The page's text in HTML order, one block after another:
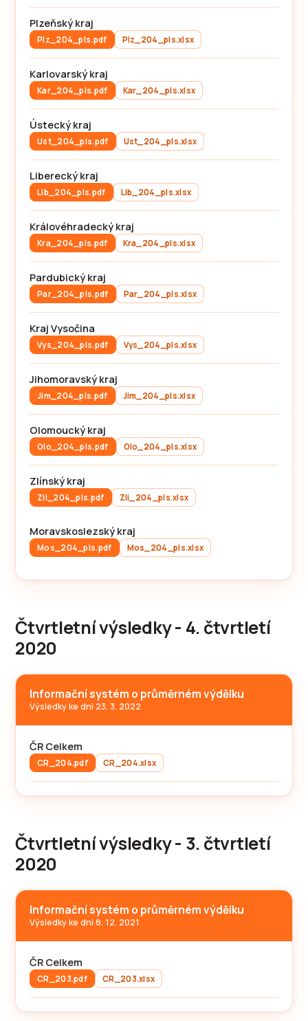
Plzeňský kraj
Plz_204_pls.pdf Plz_204_pls.xlsx
Karlovarský kraj
Kar_204_pls.pdf Kar_204_pls.xlsx
Ústecký kraj
Ust_204_pls.pdf Ust_204_pls.xlsx
Liberecký kraj
Lib_204_pls.pdf Lib_204_pls.xlsx
Královéhradecký kraj
Kra_204_pls.pdf Kra_204_pls.xlsx
Pardubický kraj
Par_204_pls.pdf Par_204_pls.xlsx
Kraj Vysočina
Vys_204_pls.pdf Vys_204_pls.xlsx
Jihomoravský kraj
Jim_204_pls.pdf Jim_204_pls.xlsx
Olomoucký kraj
Olo_204_pls.pdf Olo_204_pls.xlsx
Zlínský kraj
Zli_204_pls.pdf Zli_204_pls.xlsx
Moravskoslezský kraj
Mos_204_pls.pdf Mos_204_pls.xlsx
Čtvrtletní výsledky - 4. čtvrtletí
2020
Informační systém o průměrném výdělku
Výsledky ke dni 23. 3. 2022
ČR Celkem
CR_204.pdf CR_204.xlsx
Čtvrtletní výsledky - 3. čtvrtletí
2020
Informační systém o průměrném výdělku
Výsledky ke dni 8. 12. 2021
ČR Celkem
CR_203.pdf CR_203.xlsx